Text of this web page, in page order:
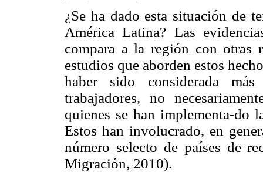
¿Se ha dado esta situación de
América Latina? Las
compara a la región con otras
estudios que aborden estos
haber sido considerada
trabajadores, no
quienes se han implementa-do
Estos han involucrado, en
número selecto de países de
Migración, 2010).